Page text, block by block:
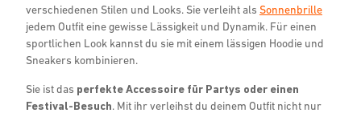
verschiedenen Stilen und Looks. Sie verleiht als Sonnenbrille
jedem Outfit eine gewisse Lässigkeit und Dynamik. Für einen
sportlichen Look kannst du sie mit einem lässigen Hoodie und
Sneakers kombinieren.
Sie ist das perfekte Accessoire für Partys oder einen
Festival-Besuch. Mit ihr verleihst du deinem Outfit nicht nur